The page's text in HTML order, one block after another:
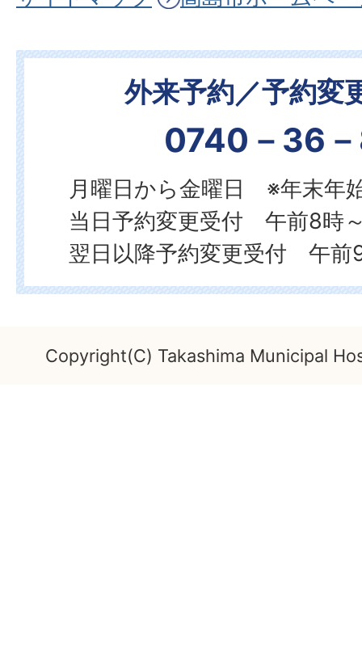
外来予約／予約変
0740－36
月曜日から金曜日 ※年末年
当日予約変更受付 午前8時
翌日以降予約変更受付 午前
Copyright(C) Takashima Municipal